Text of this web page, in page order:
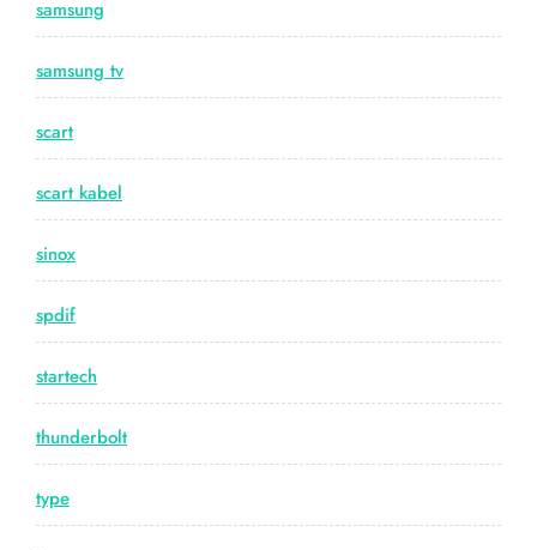
samsung
samsung tv
scart
scart kabel
sinox
spdif
startech
thunderbolt
type